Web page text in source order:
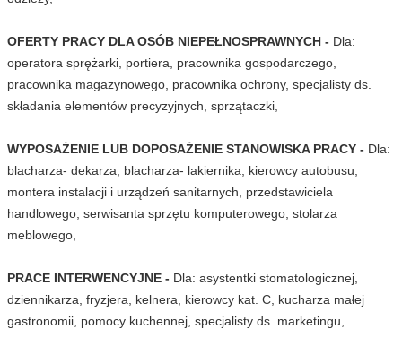
OFERTY PRACY DLA OSÓB NIEPEŁNOSPRAWNYCH - Dla:
operatora sprężarki, portiera, pracownika gospodarczego,
pracownika magazynowego, pracownika ochrony, specjalisty ds.
składania elementów precyzyjnych, sprzątaczki,
WYPOSAŻENIE LUB DOPOSAŻENIE STANOWISKA PRACY - Dla:
blacharza- dekarza, blacharza- lakiernika, kierowcy autobusu,
montera instalacji i urządzeń sanitarnych, przedstawiciela
handlowego, serwisanta sprzętu komputerowego, stolarza
meblowego,
PRACE INTERWENCYJNE - Dla: asystentki stomatologicznej,
dziennikarza, fryzjera, kelnera, kierowcy kat. C, kucharza małej
gastronomii, pomocy kuchennej, specjalisty ds. marketingu,